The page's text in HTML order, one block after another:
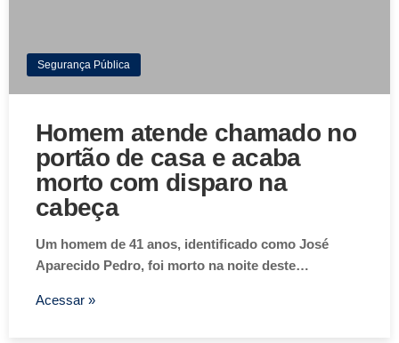
Segurança Pública
Homem atende chamado no
portão de casa e acaba
morto com disparo na
cabeça
Um homem de 41 anos, identificado como José
Aparecido Pedro, foi morto na noite deste…
Acessar »